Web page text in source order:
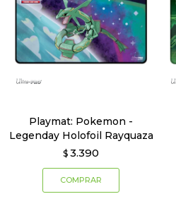
Playmat: Pokemon -
Legenday Holofoil Rayquaza
$ 3.390